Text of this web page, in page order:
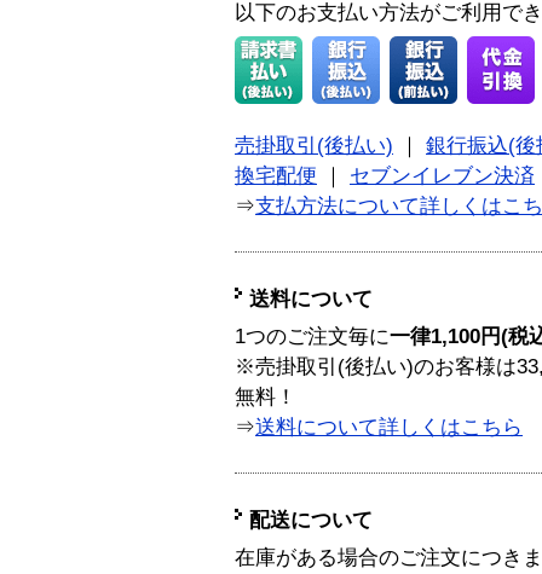
以下のお支払い方法がご利用で
売掛取引(後払い)
銀行振込(後
換宅配便
セブンイレブン決済
⇒支払方法について詳しくはこ
送料について
1つのご注文毎に一律1,100円(税
※売掛取引(後払い)のお客様は
無料！
⇒送料について詳しくはこちら
配送について
在庫がある場合のご注文につき